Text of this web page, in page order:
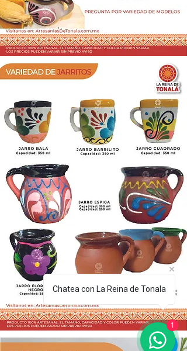
Chatea con La Reina de Tonala
1